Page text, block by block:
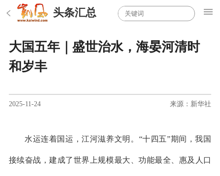
头条汇总
大国五年｜盛世治水，海晏河清时
和岁丰
2025-11-24 来源：新华社
水运连着国运，江河滋养文明。“十四五”期间，我国
接续奋战，建成了世界上规模最大、功能最全、惠及人口